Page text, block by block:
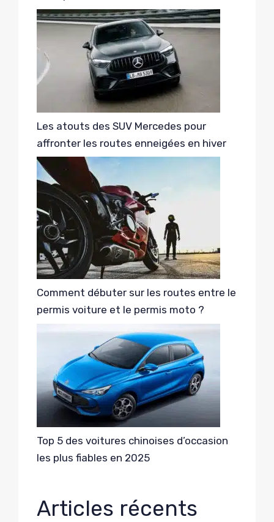
Les atouts des SUV Mercedes pour
affronter les routes enneigées en hiver
Comment débuter sur les routes entre le
permis voiture et le permis moto ?
Top 5 des voitures chinoises d’occasion
les plus fiables en 2025
Articles récents